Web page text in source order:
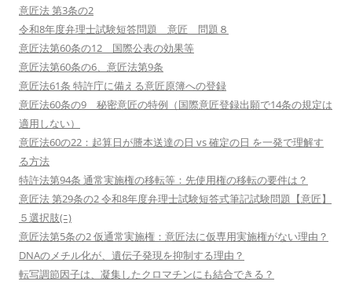
意匠法 第3条の2
令和8年度弁理士試験短答問題 意匠 問題８
意匠法第60条の12 国際公表の効果等
意匠法第60条の6、意匠法第9条
意匠法61条 特許庁に備える意匠原簿への登録
意匠法60条の9 秘密意匠の特例（国際意匠登録出願で14条の規定は
適用しない）
意匠法60の22：起算日が謄本送達の日 vs 確定の日 を一発で理解す
る方法
特許法第94条 通常実施権の移転等：先使用権の移転の要件は？
意匠法 第29条の2 令和8年度弁理士試験短答式筆記試験問題【意匠】
５選択肢(ﾆ)
意匠法第5条の2 仮通常実施権：意匠法に仮専用実施権がない理由？
DNAのメチル化が、遺伝子発現を抑制する理由？
転写調節因子は、凝集したクロマチンにも結合できる？